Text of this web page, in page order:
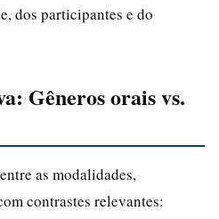
dos participantes e do
Gêneros orais vs.
as modalidades,
contrastes relevantes: